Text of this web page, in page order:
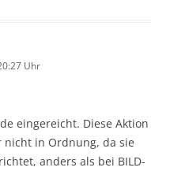
Uhr
eingereicht. Diese Aktion
nicht in Ordnung, da sie
anders als bei BILD-